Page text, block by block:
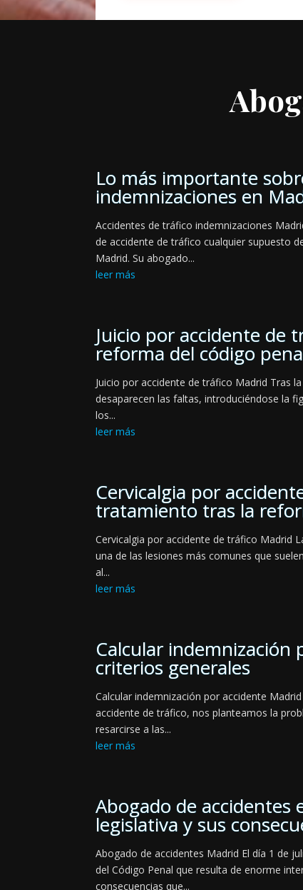
Lo más importante
indemnizaciones en
Accidentes de tráfico indemnizaciones
de accidente de tráfico cualquier supuesto
Madrid. Su abogado...
leer más
Juicio por accidente de
reforma del código
Juicio por accidente de tráfico Madrid Tras
desaparecen las faltas, introduciéndose la
los...
leer más
Cervicalgia por
tratamiento tras la
Cervicalgia por accidente de tráfico Madrid
una de las lesiones más comunes que
al...
leer más
Calcular indemnización
criterios generales
Calcular indemnización por accidente
accidente de tráfico, nos planteamos la
resarcirse a las...
leer más
Abogado de
legislativa y sus
Abogado de accidentes Madrid El día 1 de
del Código Penal que resulta de enorme
consecuencias que...